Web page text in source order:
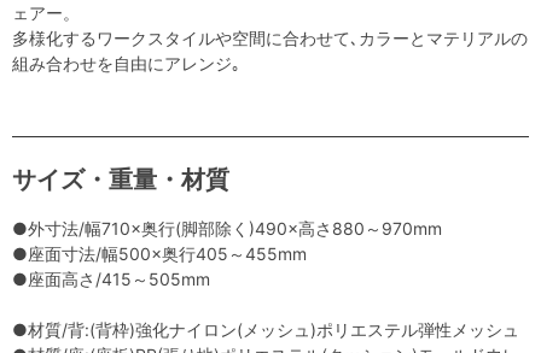
ェアー。
多様化するワークスタイルや空間に合わせて､カラーとマテリアルの
組み合わせを自由にアレンジ｡
サイズ・重量・材質
●外寸法/幅710×奥行(脚部除く)490×高さ880～970mm
●座面寸法/幅500×奥行405～455mm
●座面高さ/415～505mm
●材質/背:(背枠)強化ナイロン(メッシュ)ポリエステル弾性メッシュ